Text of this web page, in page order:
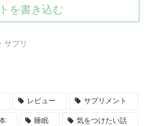
を書き込む
サプリ
レビュー サプリメント
睡眠 気をつけたい話